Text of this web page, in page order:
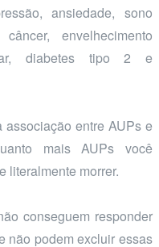
ansiedade, sono
envelhecimento
diabetes tipo 2 e
entre AUPs e
mais AUPs você
literalmente morrer.
conseguem responder
não podem excluir essas